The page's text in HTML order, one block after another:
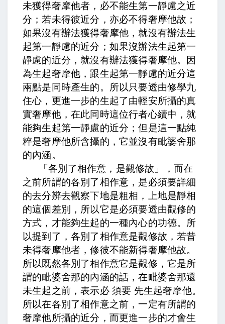
未獲得奢摩他者，必不能生第一靜慮之近
分；若未得彼近分，亦必不得奢摩他故 ；
如果沒有辦法獲得奢摩他，就沒有辦法生
起第一靜慮的近分；如果沒辦法生起第一
靜慮的近分，就沒有辦法獲得奢摩他。因
為生起奢摩他，跟生起第一靜慮的近分這
兩點是同時產生的。所以只要透由修學九
住心，更進一步的生起了由輕安所攝的真
實奢摩他，在此同時這位行者心續中，就
能夠生起第一靜慮的近分；但是這一點純
粹是奢摩他所含攝的，它並沒有毗婆舍那
的內涵。
「各別了相作意，是觀修故」，而在
之前所謂的各別了相作意，是必須要詳細
的去分辨去觀察下地是粗相，上地是靜相
的這個差別，所以它是必須要透由觀修的
方式，才能夠生起的一種內心的功德。所
以提到了， 各別了相作意是觀修故，若昔
未得奢摩他者，修彼不能新得奢摩他故。
所以既然各別了相作意它是觀修，它是所
謂的毗婆舍那的內涵的話，在毗婆舍那還
未生起之前，表示必 須要 先生起奢摩他。
所以在各別了相作意之前，一定有所謂的
奢摩他所攝的近分，而更進一步的才會生